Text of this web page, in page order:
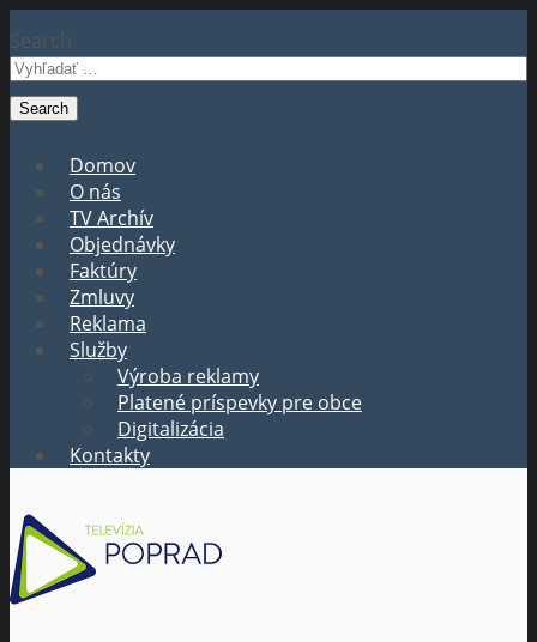
Search
Domov
O nás
TV Archív
Objednávky
Faktúry
Zmluvy
Reklama
Služby
Výroba reklamy
Platené príspevky pre obce
Digitalizácia
Kontakty